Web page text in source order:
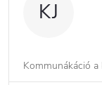
KJ
Kommunákáció